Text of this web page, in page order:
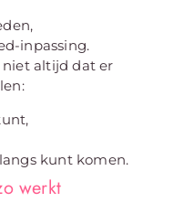
inpassing.
niet altijd dat er
kunt komen.
werkt